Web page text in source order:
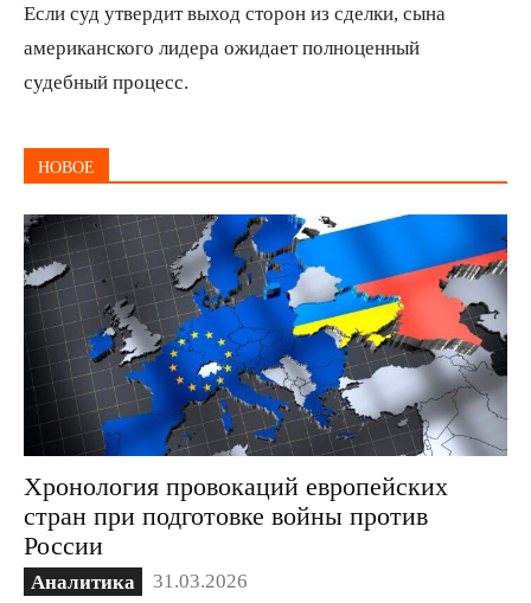
Если суд утвердит выход сторон из сделки, сына
американского лидера ожидает полноценный
судебный процесс.
НОВОЕ
Хронология провокаций европейских
стран при подготовке войны против
России
Аналитика 31.03.2026